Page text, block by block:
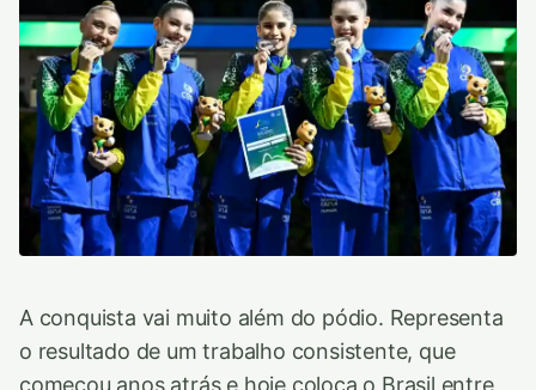
A conquista vai muito além do pódio. Representa
o resultado de um trabalho consistente, que
começou anos atrás e hoje coloca o Brasil entre